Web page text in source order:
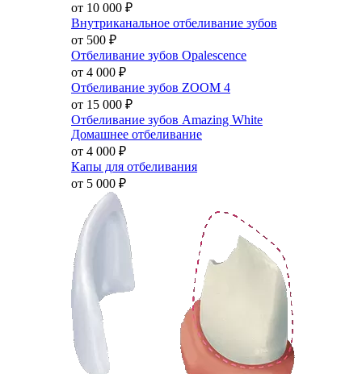
от 10 000 ₽
Внутриканальное отбеливание зубов
от 500 ₽
Отбеливание зубов Opalescence
от 4 000 ₽
Отбеливание зубов ZOOM 4
от 15 000 ₽
Отбеливание зубов Amazing White
Домашнее отбеливание
от 4 000 ₽
Капы для отбеливания
от 5 000 ₽